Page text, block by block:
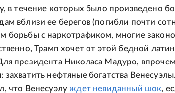
в течение которых было произведено
вблизи ее берегов (погибли почти
борьбы с наркотрафиком, многие
Трамп хочет от этой бедной
президента Николаса Мадуро,
захватить нефтяные богатства
что Венесуэлуждет невиданный шок,